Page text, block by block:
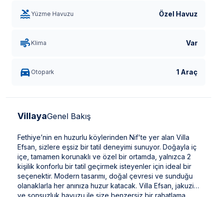
Yüzme Havuzu Özel Havuz
Klima Var
Otopark 1 Araç
VillayaGenel Bakış
Fethiye’nin en huzurlu köylerinden Nif'te yer alan Villa
Efsan, sizlere eşsiz bir tatil deneyimi sunuyor. Doğayla iç
içe, tamamen korunaklı ve özel bir ortamda, yalnızca 2
kişilik konforlu bir tatil geçirmek isteyenler için ideal bir
seçenektir. Modern tasarımı, doğal çevresi ve sunduğu
olanaklarla her anınıza huzur katacak. Villa Efsan, jakuzisi
ve sonsuzluk havuzu ile size benzersiz bir rahatlama